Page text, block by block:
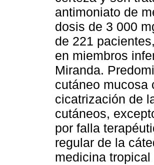
antimoniato de
dosis de 3 000
de 221
en miembros
Miranda.
cutáneo mucosa
cicatrización de
cutáneos,
por falla
regular de la
medicina